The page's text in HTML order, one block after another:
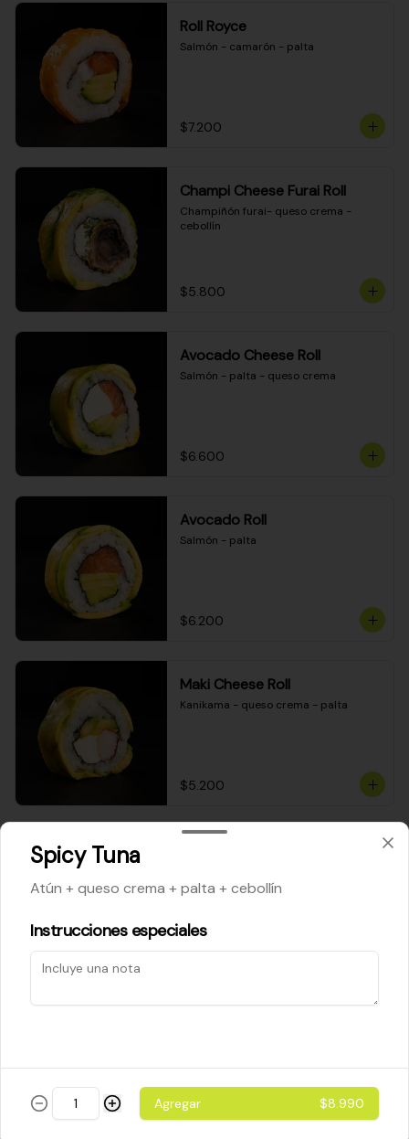
Roll Royce
Salmón - camarón - palta
$7.200
Champi Cheese Furai Roll
Champiñón furai- queso crema -
cebollín
$5.800
Avocado Cheese Roll
Salmón - palta - queso crema
$6.600
Avocado Roll
Salmón - palta
$6.200
Maki Cheese Roll
Kanikama - queso crema - palta
$5.200
$5.200
$5.800
Spicy Tuna
Atún + queso crema + palta + cebollín
Instrucciones especiales
Agregar $8.990